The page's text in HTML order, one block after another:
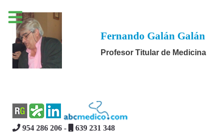
Fernando Galán Galán
Profesor Titular de Medicina
954 286 206 - 639 231 348